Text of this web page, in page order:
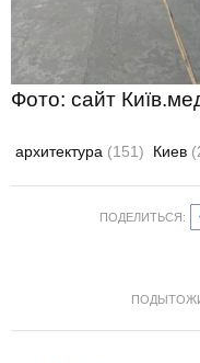
Фото: сайт
архитектура (151) Киев
ПОДЕЛИТЬСЯ: